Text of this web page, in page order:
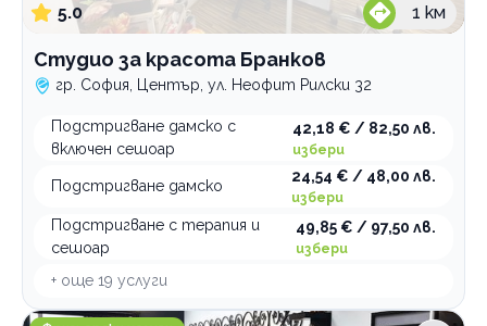
5.0 1 км
Студио за красота Бранков
гр. София, Център, ул. Неофит Рилски 32
Подстригване дамско с
включен сешоар
42,18 € / 82,50 лв.
избери
Подстригване дамско
24,54 € / 48,00 лв.
избери
Подстригване с терапия и
сешоар
49,85 € / 97,50 лв.
избери
+ още 19 услуги